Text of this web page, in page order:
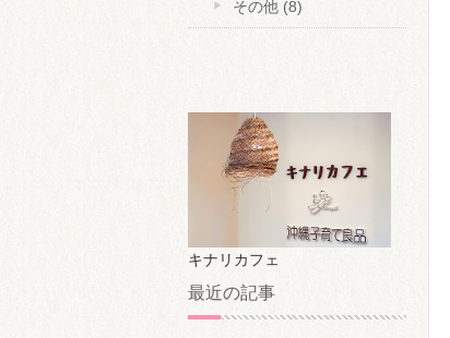
その他 (8)
キナリカフェ
最近の記事